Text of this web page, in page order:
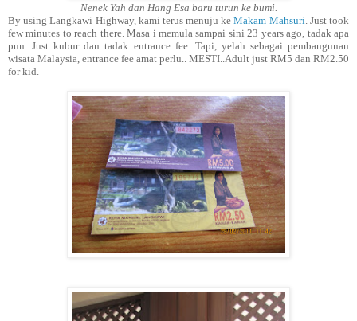
Nenek Yah dan Hang Esa baru turun ke bumi.
By using Langkawi Highway, kami terus menuju keMakam Mahsuri . Just took
few minutes to reach there. Masa i memula sampai sini 23 years ago, tadak apa
pun. Just kubur dan tadak entrance fee. Tapi, yelah..sebagai pembangunan
wisata Malaysia, entrance fee amat perlu.. MESTI..Adult just RM5 dan RM2.50
for kid.